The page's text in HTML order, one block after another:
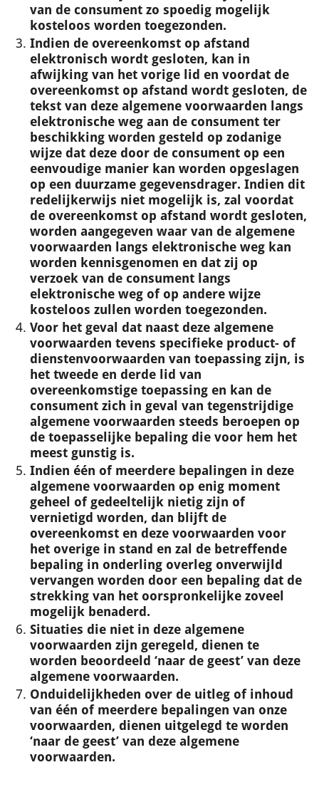
van de consument zo spoedig mogelijk
kosteloos worden toegezonden.
Indien de overeenkomst op afstand
elektronisch wordt gesloten, kan in
afwijking van het vorige lid en voordat de
overeenkomst op afstand wordt gesloten, de
tekst van deze algemene voorwaarden langs
elektronische weg aan de consument ter
beschikking worden gesteld op zodanige
wijze dat deze door de consument op een
eenvoudige manier kan worden opgeslagen
op een duurzame gegevensdrager. Indien dit
redelijkerwijs niet mogelijk is, zal voordat
de overeenkomst op afstand wordt gesloten,
worden aangegeven waar van de algemene
voorwaarden langs elektronische weg kan
worden kennisgenomen en dat zij op
verzoek van de consument langs
elektronische weg of op andere wijze
kosteloos zullen worden toegezonden.
Voor het geval dat naast deze algemene
voorwaarden tevens specifieke product- of
dienstenvoorwaarden van toepassing zijn, is
het tweede en derde lid van
overeenkomstige toepassing en kan de
consument zich in geval van tegenstrijdige
algemene voorwaarden steeds beroepen op
de toepasselijke bepaling die voor hem het
meest gunstig is.
Indien één of meerdere bepalingen in deze
algemene voorwaarden op enig moment
geheel of gedeeltelijk nietig zijn of
vernietigd worden, dan blijft de
overeenkomst en deze voorwaarden voor
het overige in stand en zal de betreffende
bepaling in onderling overleg onverwijld
vervangen worden door een bepaling dat de
strekking van het oorspronkelijke zoveel
mogelijk benaderd.
Situaties die niet in deze algemene
voorwaarden zijn geregeld, dienen te
worden beoordeeld ‘naar de geest’ van deze
algemene voorwaarden.
Onduidelijkheden over de uitleg of inhoud
van één of meerdere bepalingen van onze
voorwaarden, dienen uitgelegd te worden
‘naar de geest’ van deze algemene
voorwaarden.